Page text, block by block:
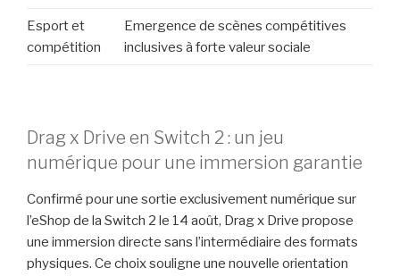
Esport et
compétition
Emergence de scènes compétitives
inclusives à forte valeur sociale
Drag x Drive en Switch 2 : un jeu
numérique pour une immersion garantie
Confirmé pour une sortie exclusivement numérique sur
l’eShop de la Switch 2 le 14 août, Drag x Drive propose
une immersion directe sans l’intermédiaire des formats
physiques. Ce choix souligne une nouvelle orientation